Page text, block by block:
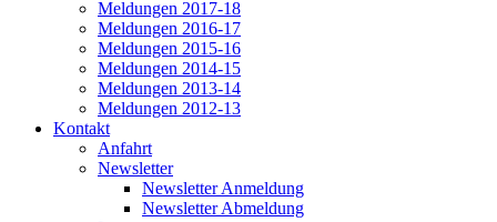
Meldungen 2017-18
Meldungen 2016-17
Meldungen 2015-16
Meldungen 2014-15
Meldungen 2013-14
Meldungen 2012-13
Kontakt
Anfahrt
Newsletter
Newsletter Anmeldung
Newsletter Abmeldung